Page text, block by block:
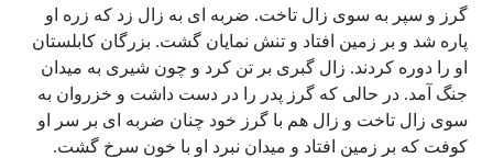
گرز و سپر به سوی زال تاخت. ضربه ای به زال زد که زره او
پاره شد و بر زمین افتاد و تنش نمایان گشت. بزرگان کابلستان
او را دوره کردند. زال گبری بر تن کرد و چون شیری به میدان
جنگ آمد. در حالی که گرز پدر را در دست داشت و خزروان به
سوی زال تاخت و زال هم با گرز خود چنان ضربه ای بر سر او
کوفت که بر زمین افتاد و میدان نبرد او با خون سرخ گشت.